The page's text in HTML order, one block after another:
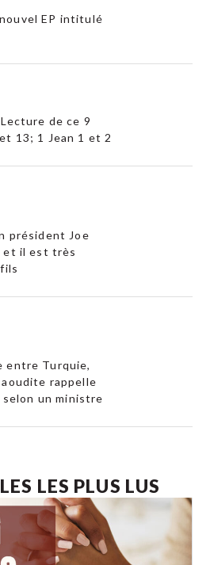
EP intitulé
de ce 9
13; 1 Jean 1 et 2
président Joe
et il est très
entre Turquie,
rappelle
selon un ministre
LES PLUS LUS